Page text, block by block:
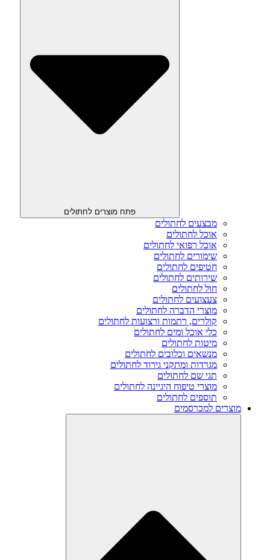
פתח מוצרים לחתולים
מבצעים לחתולים
אוכל לחתולים
אוכל רפואי לחתולים
שימורים לחתולים
חטיפים לחתולים
שירותים לחתולים
חול לחתולים
צעצועים לחתולים
מוצרי הדברה לחתולים
קולרים, רתמות ורצועות לחתולים
כלי אוכל ומים לחתולים
מיטות לחתולים
מנשאים וכלובים לחתולים
מגרדות ומתקני גירוד לחתולים
תגי שם לחתולים
מוצרי טיפוח היגיינה לחתולים
תוספים לחתולים
מוצרים למכרסמים